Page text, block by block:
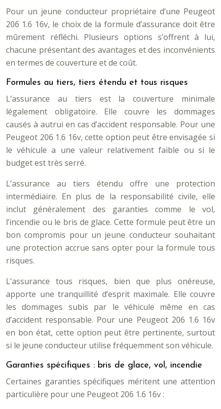
Pour un jeune conducteur propriétaire d’une Peugeot
206 1.6 16v, le choix de la formule d’assurance doit être
mûrement réfléchi. Plusieurs options s’offrent à lui,
chacune présentant des avantages et des inconvénients
en termes de couverture et de coût.
Formules au tiers, tiers étendu et tous risques
L’assurance au tiers est la couverture minimale
légalement obligatoire. Elle couvre les dommages
causés à autrui en cas d’accident responsable. Pour une
Peugeot 206 1.6 16v, cette option peut être envisagée si
le véhicule a une valeur relativement faible ou si le
budget est très serré.
L’assurance au tiers étendu offre une protection
intermédiaire. En plus de la responsabilité civile, elle
inclut généralement des garanties comme le vol,
l’incendie ou le bris de glace. Cette formule peut être un
bon compromis pour un jeune conducteur souhaitant
une protection accrue sans opter pour la formule tous
risques.
L’assurance tous risques, bien que plus onéreuse,
apporte une tranquillité d’esprit maximale. Elle couvre
les dommages subis par le véhicule même en cas
d’accident responsable. Pour une Peugeot 206 1.6 16v
en bon état, cette option peut être pertinente, surtout
si le jeune conducteur utilise fréquemment son véhicule.
Garanties spécifiques : bris de glace, vol, incendie
Certaines garanties spécifiques méritent une attention
particulière pour une Peugeot 206 1.6 16v :